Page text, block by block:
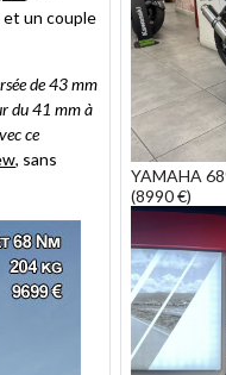
et un couple
de 43 mm
du 41 mm à
ce
, sans
YAMAHA
(8990 €)